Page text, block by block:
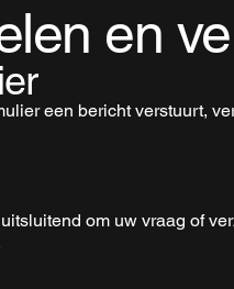
en
een bericht verstuurt,
om uw vraag of